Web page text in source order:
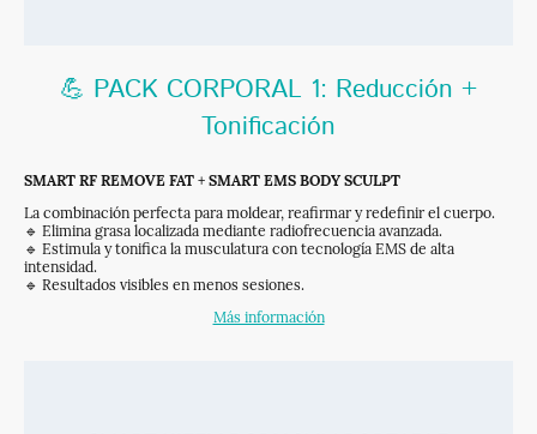
💪 PACK CORPORAL 1: Reducción +
Tonificación
SMART RF REMOVE FAT + SMART EMS BODY SCULPT
La combinación perfecta para moldear, reafirmar y redefinir el cuerpo.
🔹 Elimina grasa localizada mediante radiofrecuencia avanzada.
🔹 Estimula y tonifica la musculatura con tecnología EMS de alta
intensidad.
🔹 Resultados visibles en menos sesiones.
Más información